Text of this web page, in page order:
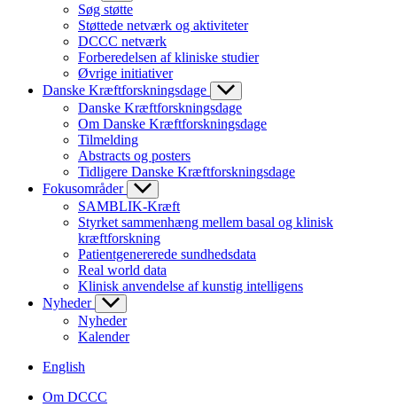
Søg støtte
Støttede netværk og aktiviteter
DCCC netværk
Forberedelsen af kliniske studier
Øvrige initiativer
Danske Kræftforskningsdage
Danske Kræftforskningsdage
Om Danske Kræftforskningsdage
Tilmelding
Abstracts og posters
Tidligere Danske Kræftforskningsdage
Fokusområder
SAMBLIK-Kræft
Styrket sammenhæng mellem basal og klinisk
kræftforskning
Patientgenererede sundhedsdata
Real world data
Klinisk anvendelse af kunstig intelligens
Nyheder
Nyheder
Kalender
English
Om DCCC